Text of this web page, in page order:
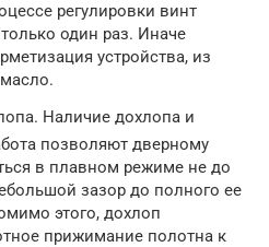
регулировки винт
один раз. Иначе
устройства, из
Наличие дохлопа и
позволяют дверному
в плавном режиме не до
зазор до полного ее
этого, дохлоп
прижимание полотна к